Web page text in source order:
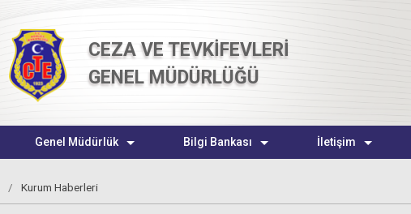
CEZA VE TEVKİFEVLERİ
GENEL MÜDÜRLÜĞÜ
Genel Müdürlük Bilgi Bankası İletişim
/ Kurum Haberleri